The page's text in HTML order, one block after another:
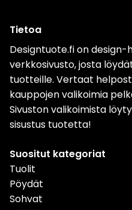
Tietoa
Designtuote.fi on design-
verkkosivusto, josta
tuotteille. Vertaat
kauppojen valikoimia
Sivuston valikoimista
sisustus tuotetta!
Suositut kategoriat
Tuolit
Pöydät
Sohvat